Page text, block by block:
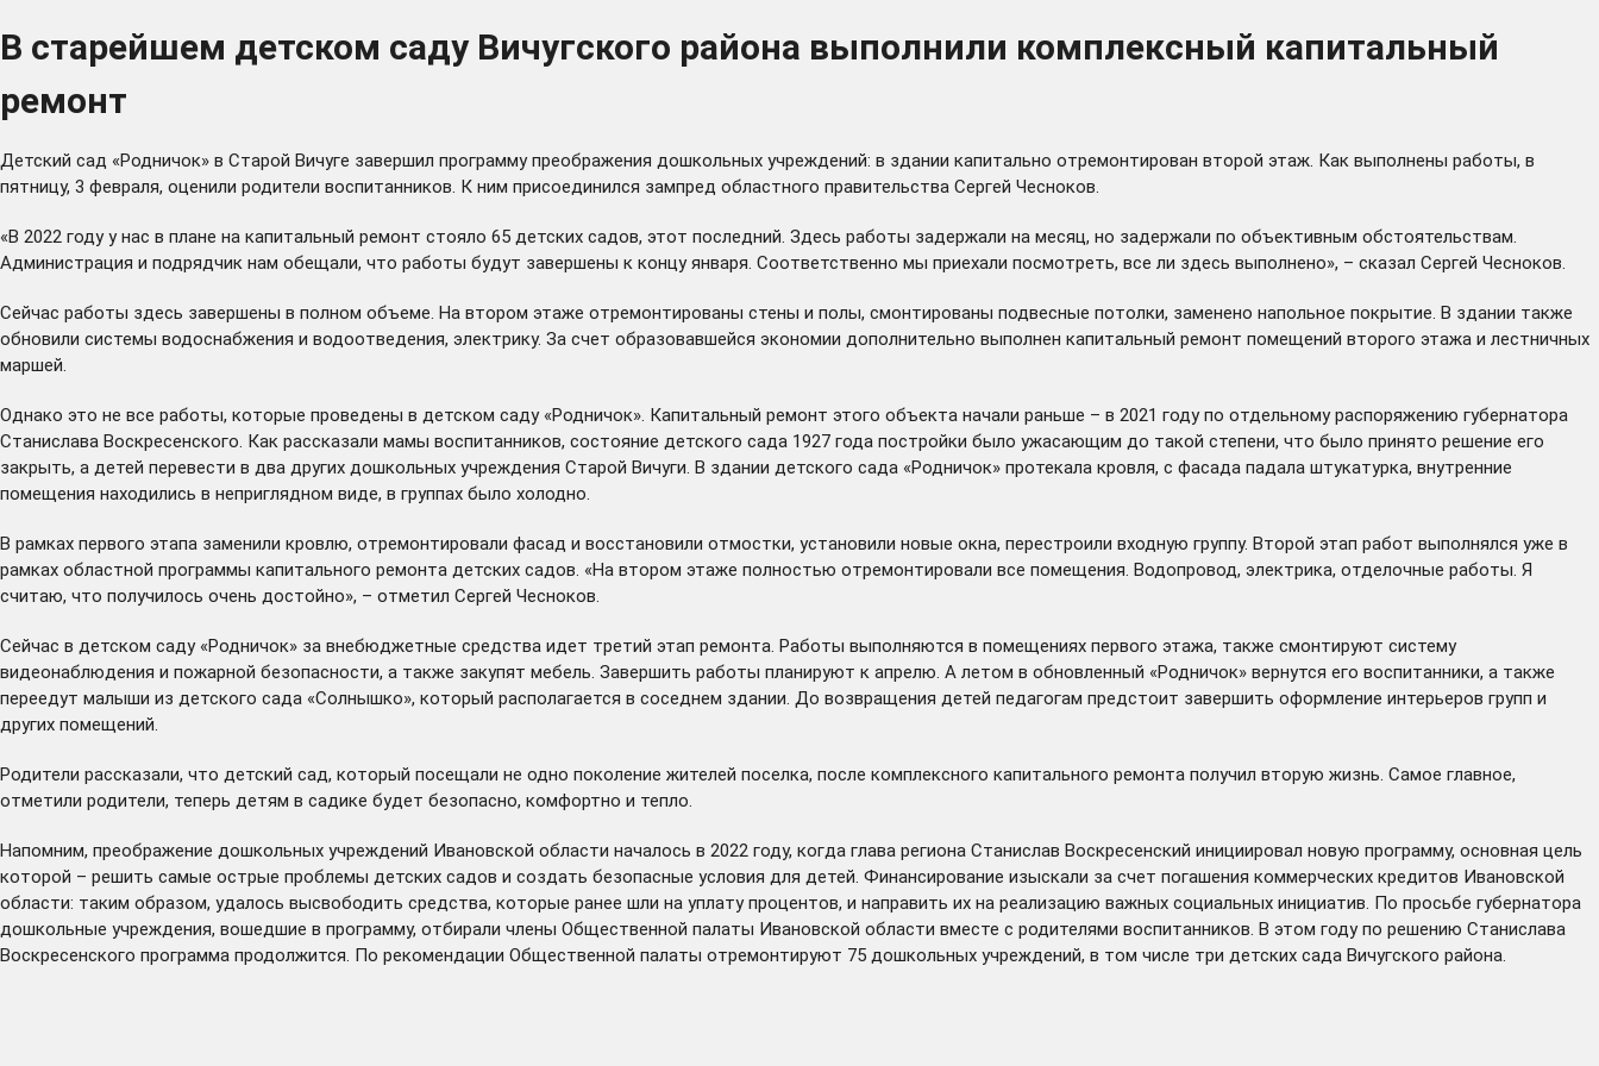
В старейшем детском саду Вичугского района выполнили комплексный капитальный
ремонт
Детский сад «Родничок» в Старой Вичуге завершил программу преображения дошкольных учреждений: в здании капитально отремонтирован второй этаж. Как выполнены работы, в
пятницу, 3 февраля, оценили родители воспитанников. К ним присоединился зампред областного правительства Сергей Чесноков.
«В 2022 году у нас в плане на капитальный ремонт стояло 65 детских садов, этот последний. Здесь работы задержали на месяц, но задержали по объективным обстоятельствам.
Администрация и подрядчик нам обещали, что работы будут завершены к концу января. Соответственно мы приехали посмотреть, все ли здесь выполнено», – сказал Сергей Чесноков.
Сейчас работы здесь завершены в полном объеме. На втором этаже отремонтированы стены и полы, смонтированы подвесные потолки, заменено напольное покрытие. В здании также
обновили системы водоснабжения и водоотведения, электрику. За счет образовавшейся экономии дополнительно выполнен капитальный ремонт помещений второго этажа и лестничных
маршей.
Однако это не все работы, которые проведены в детском саду «Родничок». Капитальный ремонт этого объекта начали раньше – в 2021 году по отдельному распоряжению губернатора
Станислава Воскресенского. Как рассказали мамы воспитанников, состояние детского сада 1927 года постройки было ужасающим до такой степени, что было принято решение его
закрыть, а детей перевести в два других дошкольных учреждения Старой Вичуги. В здании детского сада «Родничок» протекала кровля, с фасада падала штукатурка, внутренние
помещения находились в неприглядном виде, в группах было холодно.
В рамках первого этапа заменили кровлю, отремонтировали фасад и восстановили отмостки, установили новые окна, перестроили входную группу. Второй этап работ выполнялся уже в
рамках областной программы капитального ремонта детских садов. «На втором этаже полностью отремонтировали все помещения. Водопровод, электрика, отделочные работы. Я
считаю, что получилось очень достойно», – отметил Сергей Чесноков.
Сейчас в детском саду «Родничок» за внебюджетные средства идет третий этап ремонта. Работы выполняются в помещениях первого этажа, также смонтируют систему
видеонаблюдения и пожарной безопасности, а также закупят мебель. Завершить работы планируют к апрелю. А летом в обновленный «Родничок» вернутся его воспитанники, а также
переедут малыши из детского сада «Солнышко», который располагается в соседнем здании. До возвращения детей педагогам предстоит завершить оформление интерьеров групп и
других помещений.
Родители рассказали, что детский сад, который посещали не одно поколение жителей поселка, после комплексного капитального ремонта получил вторую жизнь. Самое главное,
отметили родители, теперь детям в садике будет безопасно, комфортно и тепло.
Напомним, преображение дошкольных учреждений Ивановской области началось в 2022 году, когда глава региона Станислав Воскресенский инициировал новую программу, основная цель
которой – решить самые острые проблемы детских садов и создать безопасные условия для детей. Финансирование изыскали за счет погашения коммерческих кредитов Ивановской
области: таким образом, удалось высвободить средства, которые ранее шли на уплату процентов, и направить их на реализацию важных социальных инициатив. По просьбе губернатора
дошкольные учреждения, вошедшие в программу, отбирали члены Общественной палаты Ивановской области вместе с родителями воспитанников. В этом году по решению Станислава
Воскресенского программа продолжится . По рекомендации Общественной палаты отремонтируют 75 дошкольных учреждений, в том числе три детских сада Вичугского района.